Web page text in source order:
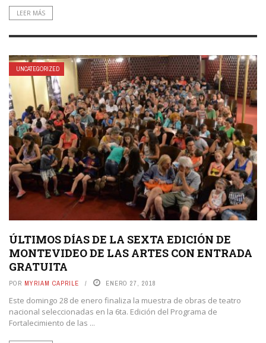
LEER MÁS
UNCATEGORIZED
ÚLTIMOS DÍAS DE LA SEXTA EDICIÓN DE
MONTEVIDEO DE LAS ARTES CON ENTRADA
GRATUITA
POR MYRIAM CAPRILE ENERO 27, 2018
Este domingo 28 de enero finaliza la muestra de obras de teatro
nacional seleccionadas en la 6ta. Edición del Programa de
Fortalecimiento de las ...